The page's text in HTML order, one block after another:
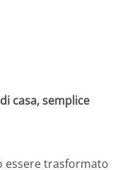
casa, semplice
essere trasformato